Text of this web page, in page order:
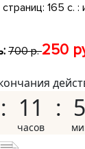
165 с. :
700 р.250
11